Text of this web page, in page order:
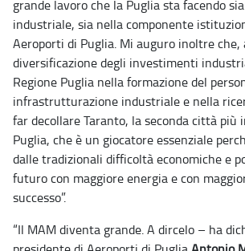
grande lavoro che la Puglia sta facendo
industriale, sia nella componente
Aeroporti di Puglia. Mi auguro inoltre
diversificazione degli investimenti
Regione Puglia nella formazione del
infrastrutturazione industriale e nella
far decollare Taranto, la seconda città più
Puglia, che è un giocatore essenziale
dalle tradizionali difficoltà economiche e
futuro con maggiore energia e con
successo”.
“Il MAM diventa grande. A dircelo – ha